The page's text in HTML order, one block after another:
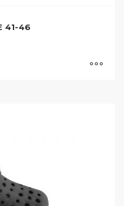
41-46